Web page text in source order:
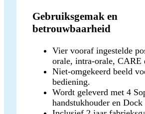
Gebruiksgemak en
betrouwbaarheid
Vier vooraf ingestelde
orale, intra-orale, CARE
Niet-omgekeerd beeld
bediening.
Wordt geleverd met 4
handstukhouder en